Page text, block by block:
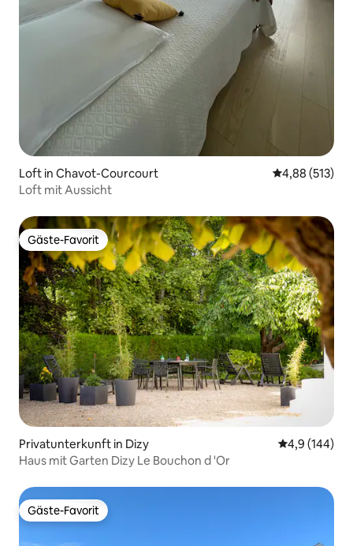
Loft in Chavot-Courcourt
4,88 (513)
Loft mit Aussicht
Gäste-Favorit
Gäste-Favorit
Privatunterkunft in Dizy
4,9 (144)
Haus mit Garten Dizy Le Bouchon d 'Or
Gäste-Favorit
Gäste-Favorit